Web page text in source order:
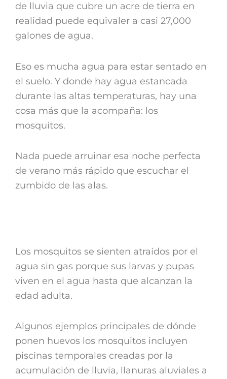
de lluvia que cubre un acre de tierra en
realidad puede equivaler a casi 27,000
galones de agua.
Eso es mucha agua para estar sentado en
el suelo. Y donde hay agua estancada
durante las altas temperaturas, hay una
cosa más que la acompaña: los
mosquitos.
Nada puede arruinar esa noche perfecta
de verano más rápido que escuchar el
zumbido de las alas.
Los mosquitos se sienten atraídos por el
agua sin gas porque sus larvas y pupas
viven en el agua hasta que alcanzan la
edad adulta.
Algunos ejemplos principales de dónde
ponen huevos los mosquitos incluyen
piscinas temporales creadas por la
acumulación de lluvia, llanuras aluviales a